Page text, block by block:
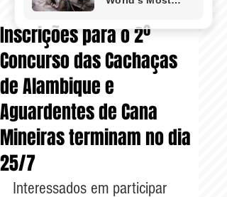
Inscrições para o 2º
Concurso das Cachaças
de Alambique e
Aguardentes de Cana
Mineiras terminam no dia
25/7
Interessados em participar